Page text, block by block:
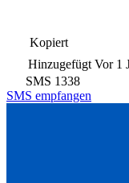
Kopiert
Hinzugefügt Vor 1
SMS 1338
SMS empfangen